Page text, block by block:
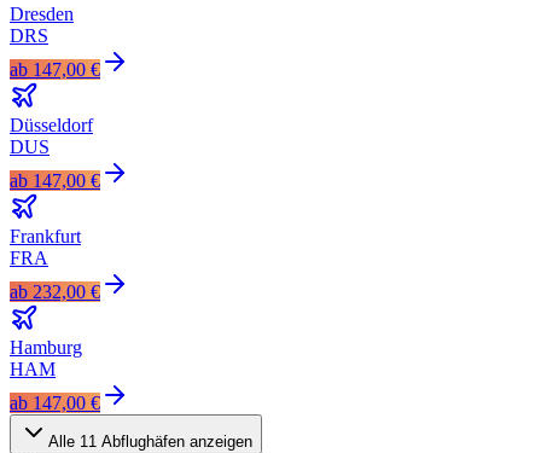
Dresden
DRS
ab 147,00 €
Düsseldorf
DUS
ab 147,00 €
Frankfurt
FRA
ab 232,00 €
Hamburg
HAM
ab 147,00 €
Alle 11 Abflughäfen anzeigen